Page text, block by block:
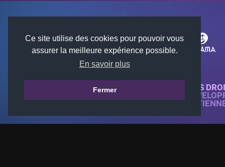
Ce site utilise des cookies pour pouvoir vous
assurer la meilleure expérience possible.
En savoir plus
Fermer
© 2018-2026 KTARENA. TOUS
SITE WEB ENTIÈREMENT
TOUTES LES IMAGES